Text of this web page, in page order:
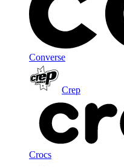
Converse
Crep
Crocs